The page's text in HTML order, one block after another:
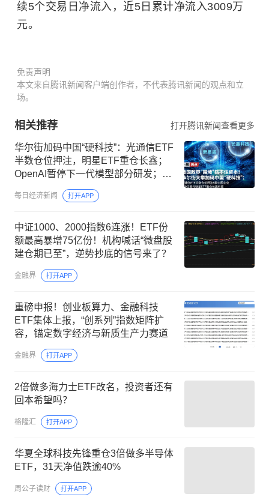
续5个交易日净流入，近5日累计净流入3009万
元。
免责声明
本文来自腾讯新闻客户端创作者，不代表腾讯新闻的观点和立
场。
相关推荐 打开腾讯新闻查看更多
华尔街加码中国“硬科技”：光通信ETF
半数仓位押注，明星ETF重仓长鑫；
OpenAI暂停下一代模型部分研发；美
联储9月加息概率降至44%，金价涨破
4300美元 | 一周国际财经
每日经济新闻 打开APP
中证1000、2000指数6连涨！ETF份
额最高暴增75亿份！机构喊话“微盘股
建仓期已至”，逆势抄底的信号来了？
金融界 打开APP
重磅申报！创业板算力、金融科技
ETF集体上报，“创系列”指数矩阵扩
容，锚定数字经济与新质生产力赛道
金融界 打开APP
2倍做多海力士ETF改名，投资者还有
回本希望吗？
格隆汇 打开APP
华夏全球科技先锋重仓3倍做多半导体
ETF，31天净值跌逾40%
周公子读财 打开APP